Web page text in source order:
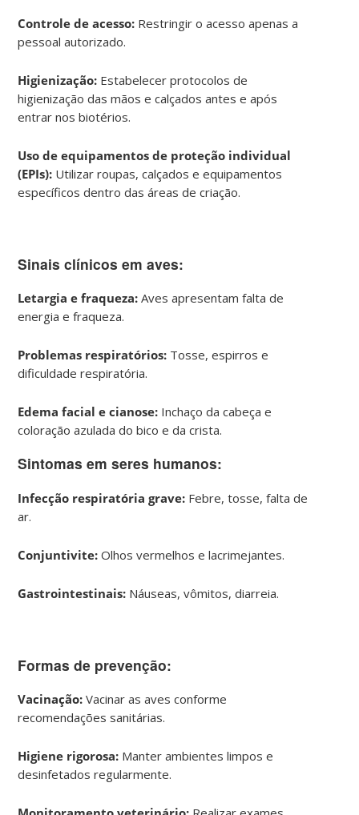
Controle de acesso: Restringir o acesso apenas a
pessoal autorizado.
Higienização: Estabelecer protocolos de
higienização das mãos e calçados antes e após
entrar nos biotérios.
Uso de equipamentos de proteção individual
(EPIs): Utilizar roupas, calçados e equipamentos
específicos dentro das áreas de criação.
Sinais clínicos em aves:
Letargia e fraqueza: Aves apresentam falta de
energia e fraqueza.
Problemas respiratórios: Tosse, espirros e
dificuldade respiratória.
Edema facial e cianose: Inchaço da cabeça e
coloração azulada do bico e da crista.
Sintomas em seres humanos:
Infecção respiratória grave: Febre, tosse, falta de
ar.
Conjuntivite: Olhos vermelhos e lacrimejantes.
Gastrointestinais: Náuseas, vômitos, diarreia.
Formas de prevenção:
Vacinação:Vacinar as aves conforme
recomendações sanitárias.
Higiene rigorosa: Manter ambientes limpos e
desinfetados regularmente.